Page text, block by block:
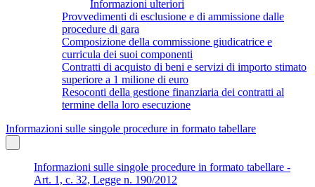
Informazioni ulteriori
Provvedimenti di esclusione e di ammissione dalle
procedure di gara
Composizione della commissione giudicatrice e
curricula dei suoi componenti
Contratti di acquisto di beni e servizi di importo stimato
superiore a 1 milione di euro
Resoconti della gestione finanziaria dei contratti al
termine della loro esecuzione
Informazioni sulle singole procedure in formato tabellare
Informazioni sulle singole procedure in formato tabellare -
Art. 1, c. 32, Legge n. 190/2012